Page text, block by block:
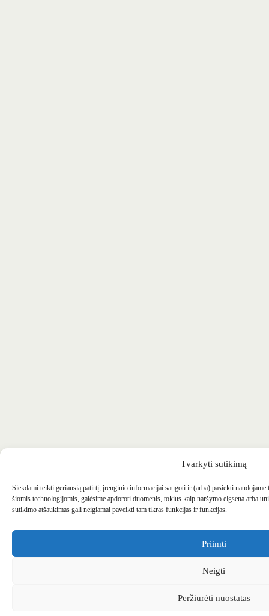
Tvarkyti sutikimą
Siekdami teikti geriausią patirtį, įrenginio informacijai saugoti ir (arba) pasiekti
šiomis technologijomis, galėsime apdoroti duomenis, tokius kaip naršymo elgsena arba
sutikimo atšaukimas gali neigiamai paveikti tam tikras funkcijas ir funkcijas.
Priimti
Neigti
Peržiūrėti nuostatas